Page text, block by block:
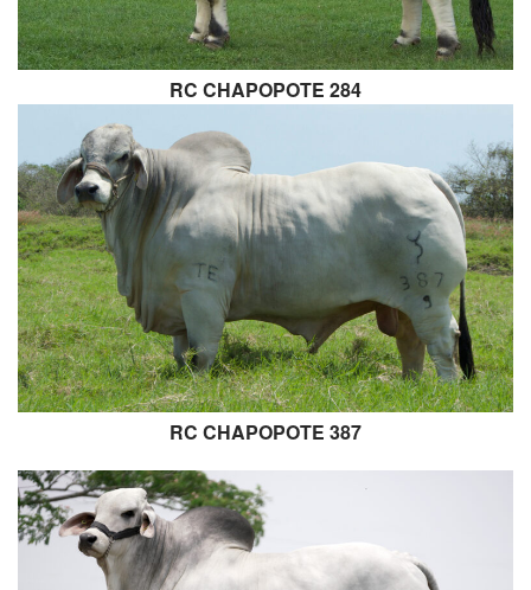
RC CHAPOPOTE 284
RC CHAPOPOTE 387